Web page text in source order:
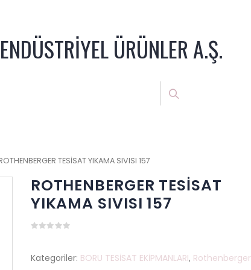
ÜRÜNLER A.Ş.
TESİSAT YIKAMA SIVISI 157
ROTHENBERGER TESİSAT
YIKAMA SIVISI 157
5
Kategoriler: BORU TESİSAT EKİPMANLARI, Rothenberger